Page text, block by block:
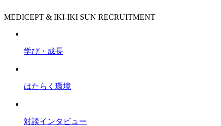
MEDICEPT & IKI-IKI SUN RECRUITMENT
学び・成長
はたらく環境
対談インタビュー